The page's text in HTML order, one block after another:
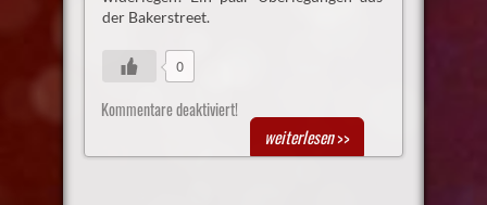
der Bakerstreet.
0
Kommentare deaktiviert!
weiterlesen>>